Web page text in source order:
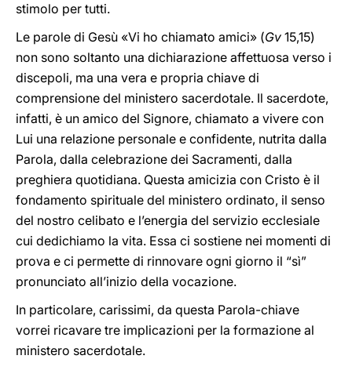
stimolo per tutti.
Le parole di Gesù «Vi ho chiamato amici» (Gv 15,15)
non sono soltanto una dichiarazione affettuosa verso i
discepoli, ma una vera e propria chiave di
comprensione del ministero sacerdotale. Il sacerdote,
infatti, è un amico del Signore, chiamato a vivere con
Lui una relazione personale e confidente, nutrita dalla
Parola, dalla celebrazione dei Sacramenti, dalla
preghiera quotidiana. Questa amicizia con Cristo è il
fondamento spirituale del ministero ordinato, il senso
del nostro celibato e l’energia del servizio ecclesiale
cui dedichiamo la vita. Essa ci sostiene nei momenti di
prova e ci permette di rinnovare ogni giorno il “sì”
pronunciato all’inizio della vocazione.
In particolare, carissimi, da questa Parola-chiave
vorrei ricavare tre implicazioni per la formazione al
ministero sacerdotale.